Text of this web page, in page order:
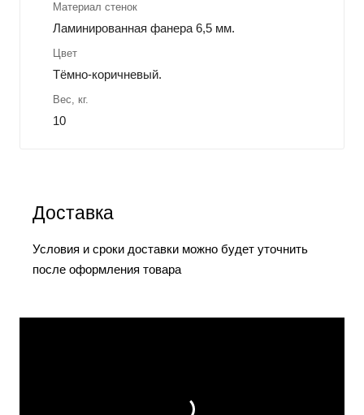
Материал стенок
Ламинированная фанера 6,5 мм.
Цвет
Тёмно-коричневый.
Вес, кг.
10
Доставка
Условия и сроки доставки можно будет уточнить
после оформления товара